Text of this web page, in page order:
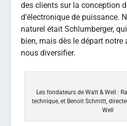
des clients sur la conception
d’électronique de puissance.
naturel était Schlumberger,
bien, mais dès le départ
nous diversifier.
Les fondateurs de Watt & Well :
technique, et Benoit Schmitt,
Well